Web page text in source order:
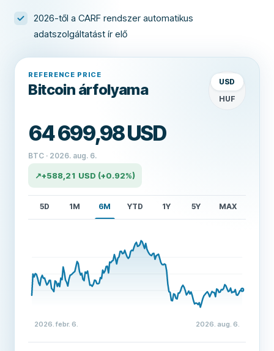
2026-től a CARF rendszer automatikus
adatszolgáltatást ír elő
REFERENCE PRICE
Bitcoin árfolyama
Megjelenített
USD
HUF
64 699,98 USD
BTC · 2026. aug. 6.
↗+588,21 USD (+0.92%)
5D 1M 6M YTD 1Y 5Y MAX
2026. febr. 6. 2026. aug. 6.